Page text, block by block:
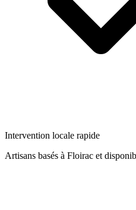
Intervention locale rapide
Artisans basés à Floirac et